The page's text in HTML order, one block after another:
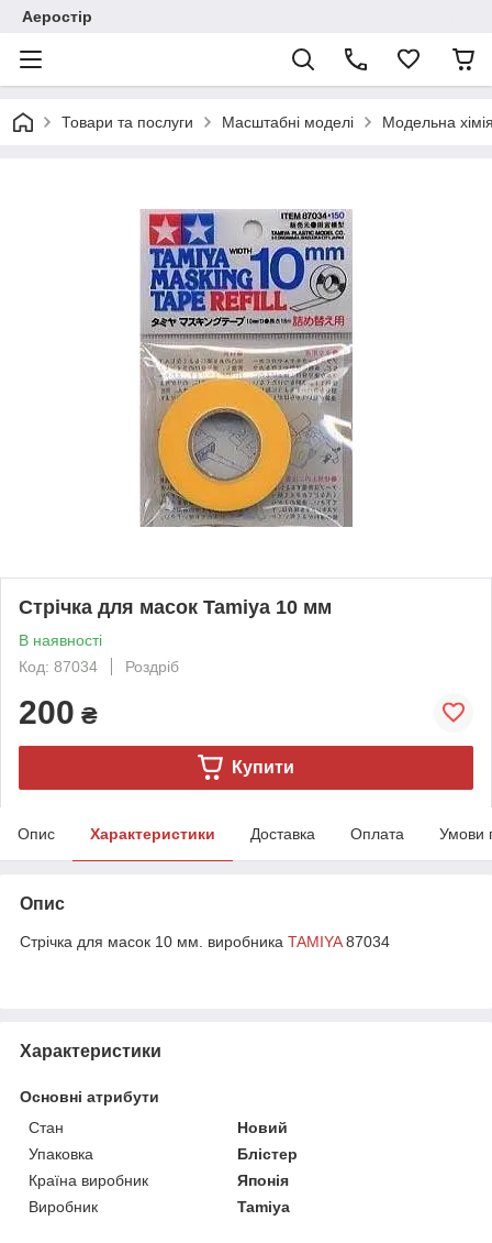
Аеростір
Товари та послуги Масштабні моделі Модельна
Стрічка для масок Tamiya 10 мм
В наявності
Код: 87034
Роздріб
200 ₴
Купити
Опис Характеристики Доставка Оплата Умови
Опис
Стрічка для масок 10 мм. виробника TAMIYA87034
Характеристики
Основні атрибути
Стан
Новий
Упаковка
Блістер
Країна виробник
Японія
Виробник
Tamiya